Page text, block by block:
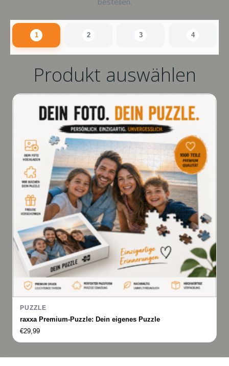
1 2 3 4
Produkt auswählen
PUZZLE
raxxa Premium-Puzzle: Dein eigenes Puzzle
€29,99